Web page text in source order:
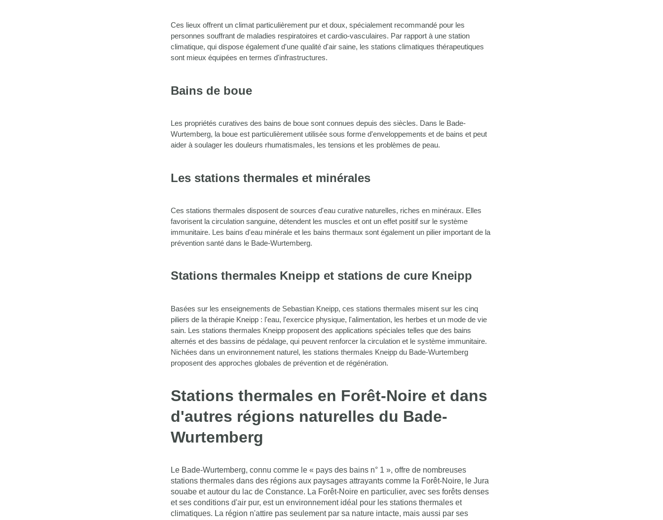
Ces lieux offrent un climat particulièrement pur et doux, spécialement recommandé pour les
personnes souffrant de maladies respiratoires et cardio-vasculaires. Par rapport à une station
climatique, qui dispose également d'une qualité d'air saine, les stations climatiques thérapeutiques
sont mieux équipées en termes d'infrastructures.
Bains de boue
Les propriétés curatives des bains de boue sont connues depuis des siècles. Dans le Bade-
Wurtemberg, la boue est particulièrement utilisée sous forme d'enveloppements et de bains et peut
aider à soulager les douleurs rhumatismales, les tensions et les problèmes de peau.
Les stations thermales et minérales
Ces stations thermales disposent de sources d'eau curative naturelles, riches en minéraux. Elles
favorisent la circulation sanguine, détendent les muscles et ont un effet positif sur le système
immunitaire. Les bains d'eau minérale et les bains thermaux sont également un pilier important de la
prévention santé dans le Bade-Wurtemberg.
Stations thermales Kneipp et stations de cure Kneipp
Basées sur les enseignements de Sebastian Kneipp, ces stations thermales misent sur les cinq
piliers de la thérapie Kneipp : l'eau, l'exercice physique, l'alimentation, les herbes et un mode de vie
sain. Les stations thermales Kneipp proposent des applications spéciales telles que des bains
alternés et des bassins de pédalage, qui peuvent renforcer la circulation et le système immunitaire.
Nichées dans un environnement naturel, les stations thermales Kneipp du Bade-Wurtemberg
proposent des approches globales de prévention et de régénération.
Stations thermales en Forêt-Noire et dans
d'autres régions naturelles du Bade-
Wurtemberg
Le Bade-Wurtemberg, connu comme le « pays des bains n° 1 », offre de nombreuses
stations thermales dans des régions aux paysages attrayants comme la Forêt-Noire, le Jura
souabe et autour du lac de Constance. La Forêt-Noire en particulier, avec ses forêts denses
et ses conditions d'air pur, est un environnement idéal pour les stations thermales et
climatiques. La région n'attire pas seulement par sa nature intacte, mais aussi par ses